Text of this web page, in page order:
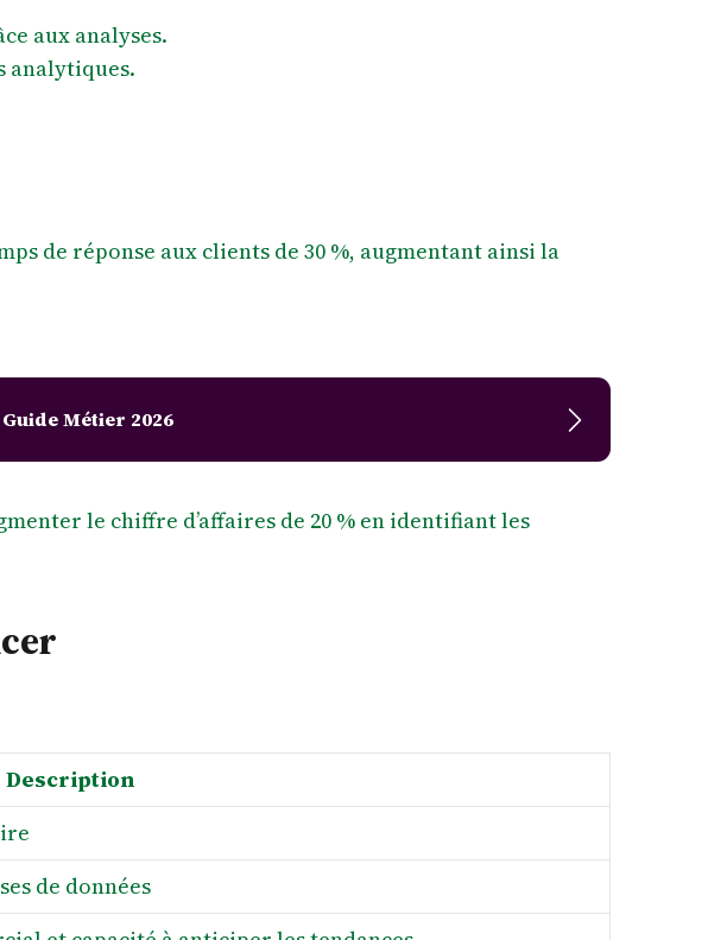
aux analyses.
analytiques.
de réponse aux clients de 30 %, augmentant ainsi la
Métier 2026
le chiffre d’affaires de 20 % en identifiant les
Description
de données